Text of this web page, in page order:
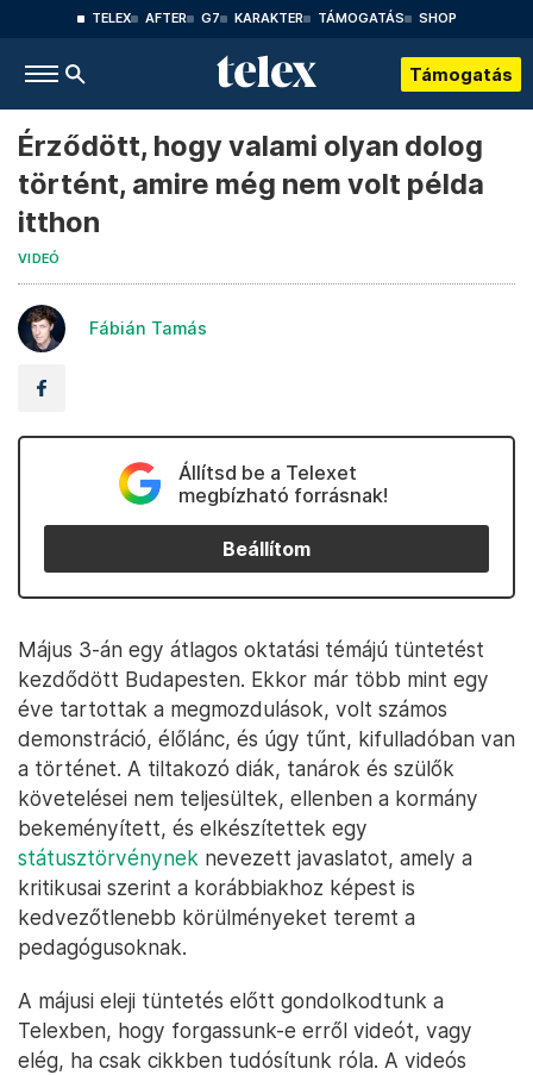
TELEX AFTER G7 KARAKTER TÁMOGATÁS SHOP
Támogatás
Érződött, hogy valami olyan dolog
történt, amire még nem volt példa
itthon
VIDEÓ
Fábián Tamás
Állítsd be a Telexet
megbízható forrásnak!
Beállítom
Május 3-án egy átlagos oktatási témájú tüntetést
kezdődött Budapesten. Ekkor már több mint egy
éve tartottak a megmozdulások, volt számos
demonstráció, élőlánc, és úgy tűnt, kifulladóban van
a történet. A tiltakozó diák, tanárok és szülők
követelései nem teljesültek, ellenben a kormány
bekeményített, és elkészítettek egy
státusztörvénynek nevezett javaslatot, amely a
kritikusai szerint a korábbiakhoz képest is
kedvezőtlenebb körülményeket teremt a
pedagógusoknak.
A májusi eleji tüntetés előtt gondolkodtunk a
Telexben, hogy forgassunk-e erről videót, vagy
elég, ha csak cikkben tudósítunk róla. A videós